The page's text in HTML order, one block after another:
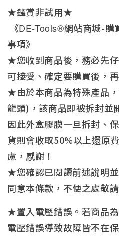
★鑑賞非試用★
《DE-Tools®網站商城-購
事項》
★您收到商品後，務必先
可接受、確定要購買後，
★由於本商品為特殊產品
龍頭)，該商品即被拆封並
因此外盒膠膜一旦拆封、
貨則會收取50%以上還原
慮，感謝！
★您確認已閱讀前述說明
同意本條款，不便之處敬請
★置入電壓錯誤。若商品
電壓錯誤導致故障皆不在